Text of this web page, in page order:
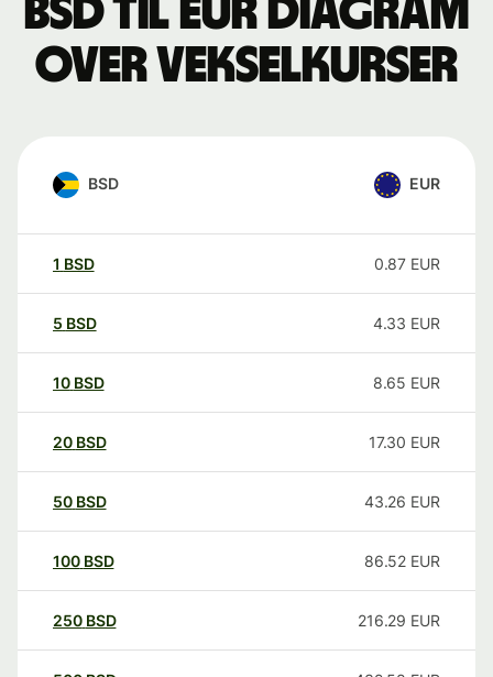
BSD til EUR Diagram
over vekselkurser
BSD EUR
1 BSD 0.87 EUR
5 BSD 4.33 EUR
10 BSD 8.65 EUR
20 BSD 17.30 EUR
50 BSD 43.26 EUR
100 BSD 86.52 EUR
250 BSD 216.29 EUR